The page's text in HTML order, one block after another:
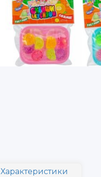
Характеристики